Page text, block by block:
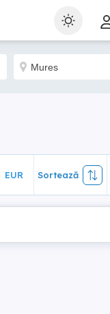
Sortează
EUR Sortează